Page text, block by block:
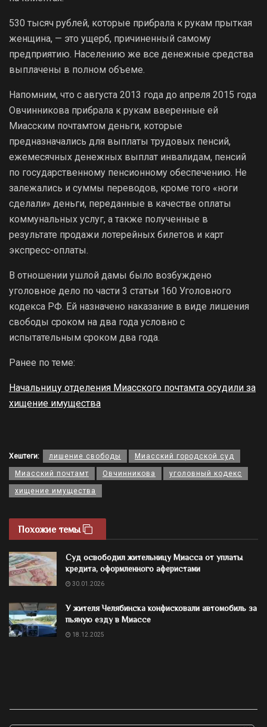
530 тысяч рублей, которые прибрала к рукам прыткая
женщина, — это ущерб, причиненный самому
предприятию. Населению же все денежные средства
выплачены в полном объеме.
Напомним, что с августа 2013 года до апреля 2015 года
Овчинникова прибрала к рукам вверенные ей
Миасским почтамтом деньги, которые
предназначались для выплаты трудовых пенсий,
ежемесячных денежных выплат инвалидам, пенсий
по государственному пенсионному обеспечению. Не
залежались и суммы переводов, кроме того «ноги
сделали» деньги, переданные в качестве оплаты
коммунальных услуг, а также полученные в
результате продажи лотерейных билетов и карт
экспресс-оплаты.
В отношении ушлой дамы было возбуждено
уголовное дело по части 3 статьи 160 Уголовного
кодекса РФ. Ей назначено наказание в виде лишения
свободы сроком на два года условно с
испытательным сроком два года.
Ранее по теме:
Начальницу отделения Миасского почтамта осудили за
хищение имущества
Хештеги: лишение свободы Миасский городской суд
Миасский почтамт Овчинникова уголовный кодекс
хищение имущества
Похожие темы
Суд освободил жительницу Миасса от уплаты
кредита, оформленного аферистами
30.01.2026
У жителя Челябинска конфисковали автомобиль за
пьяную езду в Миассе
18.12.2025